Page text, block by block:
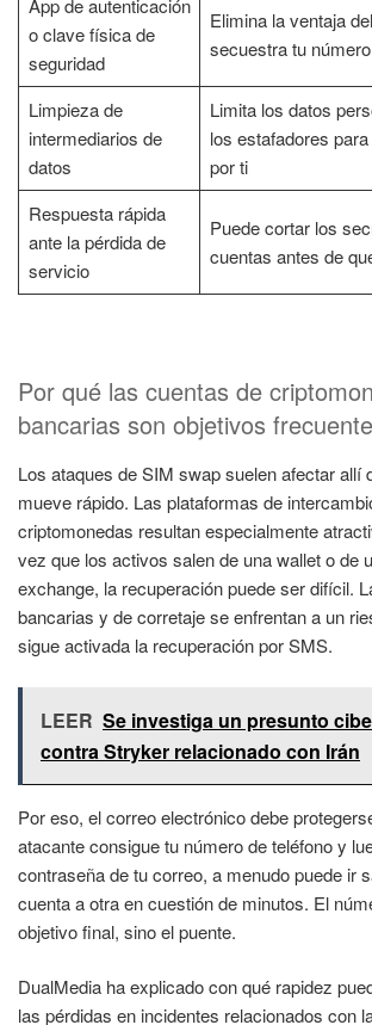
App de autenticación
o clave física de
seguridad
Elimina la ventaja
secuestra tu
Limpieza de
intermediarios de
datos
Limita los datos
los estafadores
por ti
Respuesta rápida
ante la pérdida de
servicio
Puede cortar los
cuentas antes de
Por qué las cuentas de
bancarias son objetivos
Los ataques de SIM swap suelen afectar allí
mueve rápido. Las plataformas de
criptomonedas resultan especialmente
vez que los activos salen de una wallet o de
exchange, la recuperación puede ser difícil.
bancarias y de corretaje se enfrentan a un
sigue activada la recuperación por SMS.
LEER Se investiga un presunto
contra Stryker relacionado con Irán
Por eso, el correo electrónico debe
atacante consigue tu número de teléfono y
contraseña de tu correo, a menudo puede ir
cuenta a otra en cuestión de minutos. El
objetivo final, sino el puente.
DualMedia ha explicado con qué rapidez
las pérdidas en incidentes relacionados con